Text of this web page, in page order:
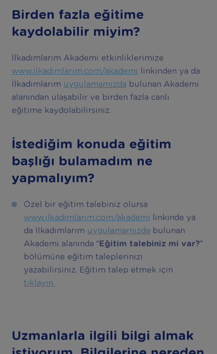
Birden fazla eğitime
kaydolabilir miyim?
İlkadımlarım Akademi etkinliklerimize
www.ilkadimlarim.com/akademi
linkinden ya da
İlkadımlarım uygulamamızda bulunan Akademi
alanından ulaşabilir ve birden fazla canlı
eğitime kaydolabilirsiniz.
İstediğim konuda eğitim
başlığı bulamadım ne
yapmalıyım?
Özel bir eğitim talebiniz olursa
www.ilkadimlarim.com/akademi
linkinde ya
da İlkadımlarım uygulamamızda bulunan
Akademi alanında “Eğitim talebiniz mi var?”
bölümüne eğitim taleplerinizi
yazabilirsiniz. Eğitim talep etmek için
tıklayın.
Uzmanlarla ilgili bilgi almak